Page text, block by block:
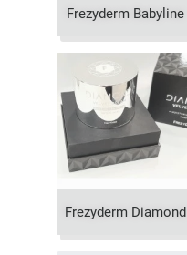
Frezyderm Babyline
Frezyderm Diamond